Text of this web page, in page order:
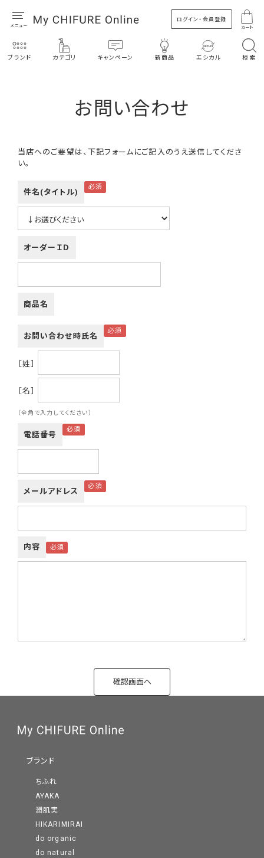
ログイン・会員登録
カート
ブランド カテゴリ キャンペーン 新商品 エシカル 検索
お問い合わせ
当店へのご要望は、下記フォームにご記入のうえ送信してくださ
い。
件名(タイトル)
オーダーＩＤ
商品名
お問い合わせ時氏名
［姓］
［名］
（全角で入力してください）
電話番号
メールアドレス
内容
ブランド
ちふれ
AYAKA
潤肌実
HIKARIMIRAI
do organic
do natural